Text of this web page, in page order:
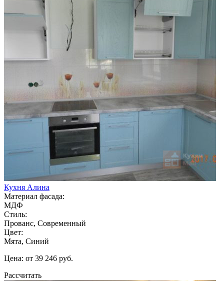
Кухня Алина
Материал фасада:
МДФ
Стиль:
Прованс, Современный
Цвет:
Мята, Синий
Цена: от 39 246 руб.
Рассчитать